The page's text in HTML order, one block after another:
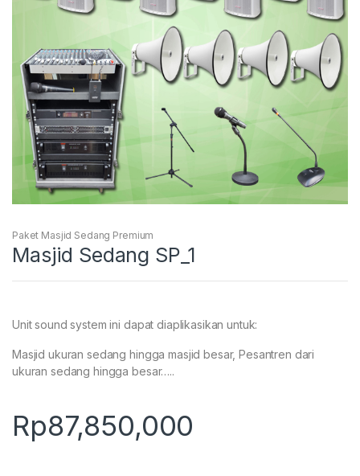
Paket Masjid Sedang Premium
Masjid Sedang SP_1
Unit sound system ini dapat diaplikasikan untuk:
Masjid ukuran sedang hingga masjid besar, Pesantren dari
ukuran sedang hingga besar…..
Rp87,850,000